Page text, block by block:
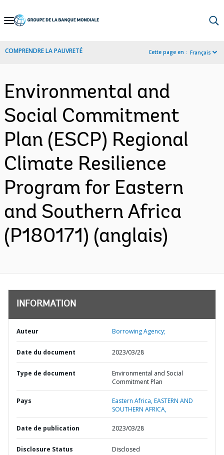
Skip
Navigation
COMPRENDRE LA PAUVRETÉ Cette page en : Français
Environmental and
Social Commitment
Plan (ESCP) Regional
Climate Resilience
Program for Eastern
and Southern Africa
(P180171) (anglais)
INFORMATION
Auteur Borrowing Agency;
Date du document 2023/03/28
Type de document
Environmental and Social
Commitment Plan
Pays Eastern Africa,EASTERN AND
SOUTHERN AFRICA,
Date de publication 2023/03/28
Disclosure Status Disclosed